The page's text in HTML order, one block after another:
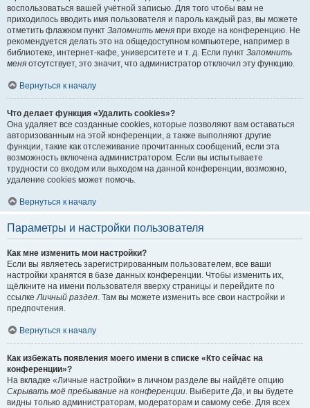
воспользоваться вашей учётной записью. Для того чтобы вам не
приходилось вводить имя пользователя и пароль каждый раз, вы можете
отметить флажком пункт Запомнить меня при входе на конференцию. Не
рекомендуется делать это на общедоступном компьютере, например в
библиотеке, интернет-кафе, университете и т. д. Если пункт Запомнить
меня отсутствует, это значит, что администратор отключил эту функцию.
Вернуться к началу
Что делает функция «Удалить cookies»?
Она удаляет все созданные cookies, которые позволяют вам оставаться
авторизованным на этой конференции, а также выполняют другие
функции, такие как отслеживание прочитанных сообщений, если эта
возможность включена администратором. Если вы испытываете
трудности со входом или выходом на данной конференции, возможно,
удаление cookies может помочь.
Вернуться к началу
Параметры и настройки пользователя
Как мне изменить мои настройки?
Если вы являетесь зарегистрированным пользователем, все ваши
настройки хранятся в базе данных конференции. Чтобы изменить их,
щёлкните на имени пользователя вверху страницы и перейдите по
ссылкеЛичный раздел. Там вы можете изменить все свои настройки и
предпочтения.
Вернуться к началу
Как избежать появления моего имени в списке «Кто сейчас на
конференции»?
На вкладке «Личные настройки» в личном разделе вы найдёте опцию
Скрывать моё пребывание на конференции. ВыберитеДа, и вы будете
видны только администраторам, модераторам и самому себе. Для всех